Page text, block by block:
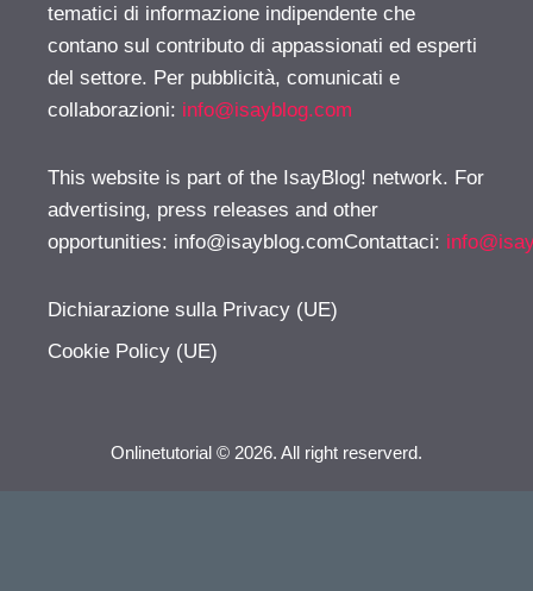
tematici di informazione indipendente che
contano sul contributo di appassionati ed esperti
del settore. Per pubblicità, comunicati e
collaborazioni: info@isayblog.com
This website is part of the IsayBlog! network. For
advertising, press releases and other
opportunities: info@isayblog.comContattaci:
Dichiarazione sulla Privacy (UE)
Cookie Policy (UE)
Onlinetutorial © 2026. All right reserverd.